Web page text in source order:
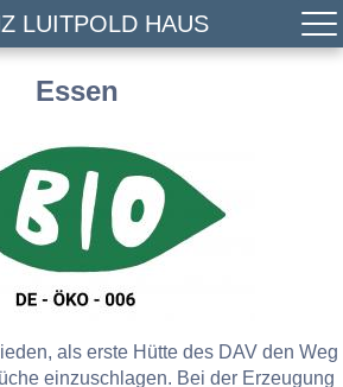
LUITPOLD HAUS
Essen
als erste Hütte des DAV den Weg
einzuschlagen. Bei der Erzeugung